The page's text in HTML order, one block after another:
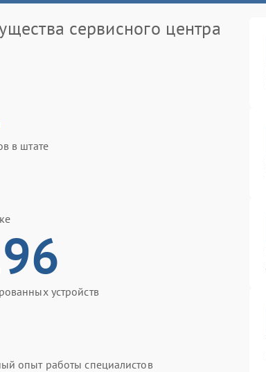
сервисного центра
в штате
устройств
опыт работы специалистов